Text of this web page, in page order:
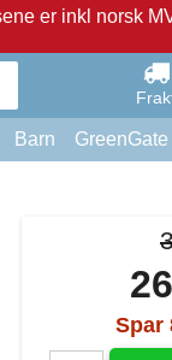
er inkl norsk
Barn GreenGate
Spar